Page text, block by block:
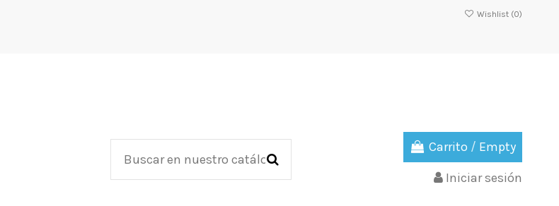
Wishlist (0)
Carrito / Empty
Iniciar sesión